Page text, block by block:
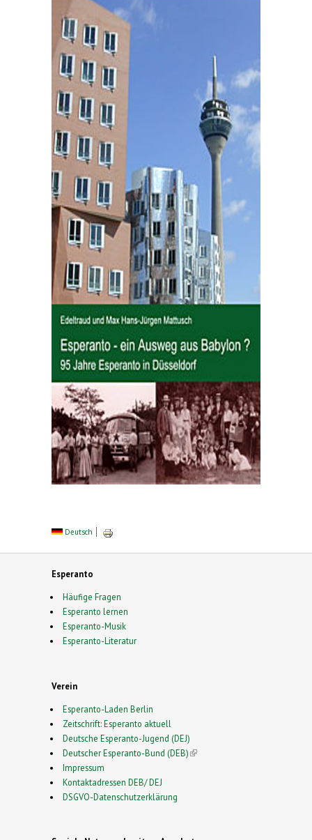
Deutsch
Esperanto
Häufige Fragen
Esperanto lernen
Esperanto-Musik
Esperanto-Literatur
Verein
Esperanto-Laden Berlin
Zeitschrift: Esperanto aktuell
Deutsche Esperanto-Jugend (DEJ)
Deutscher Esperanto-Bund (DEB)(link is external)
Impressum
Kontaktadressen DEB/ DEJ
DSGVO-Datenschutzerklärung